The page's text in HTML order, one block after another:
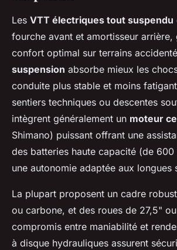
Les VTT électriques tout suspendu
fourche avant et amortisseur arrière,
confort optimal sur terrains
suspension absorbe mieux les
conduite plus stable et moins
sentiers techniques ou descentes
intègrent généralement un moteur
Shimano) puissant offrant une
des batteries haute capacité (de
une autonomie adaptée aux longues
La plupart proposent un cadre
ou carbone, et des roues de 27,5"
compromis entre maniabilité et
à disque hydrauliques assurent